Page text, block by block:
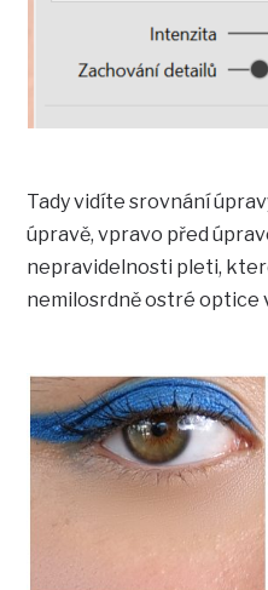
Tady vidíte srovnání
úpravě, vpravo před
nepravidelnosti pleti,
nemilosrdně ostré optice